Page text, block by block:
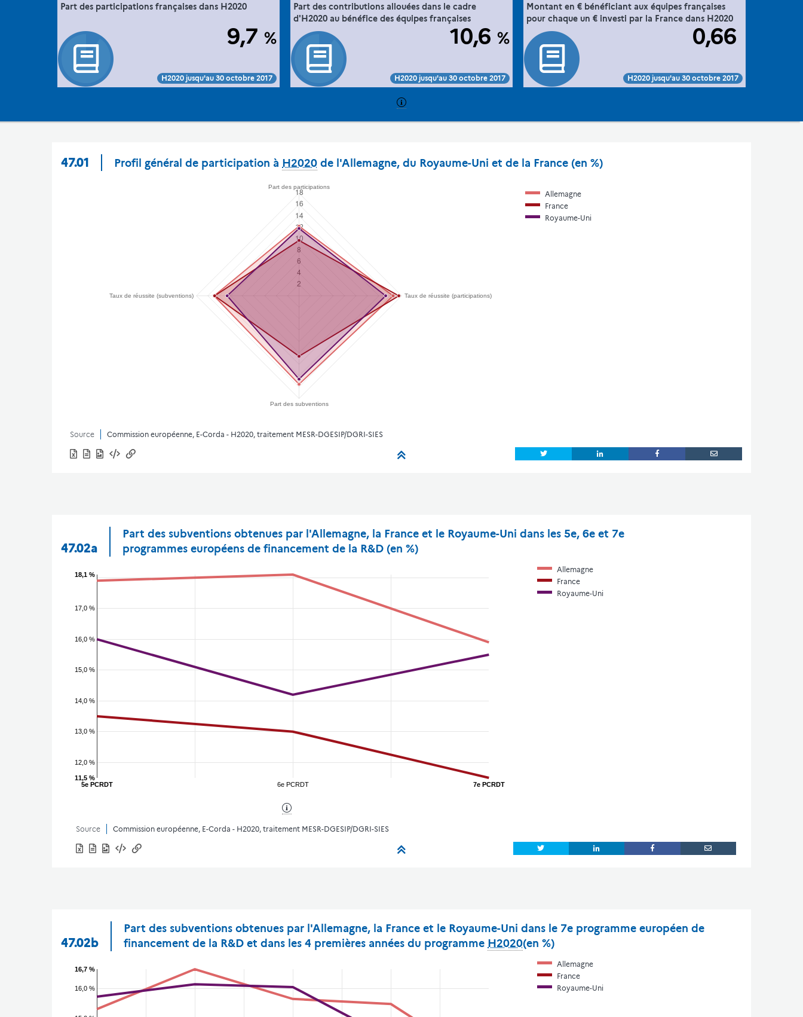
Part des participations françaises dans H2020
9,7 %
H2020 jusqu'au 30 octobre 2017
Voir :
Intégrer :
Partager :
Extrait de la fiche "
47. la France dans l'espace européen de
Source :
Commission européenne, E-Corda -H2020 projects
and participants database (30/10/2015), traitement MESR-
Part des contributions allouées dans le cadre
d'H2020 au bénéfice des équipes françaises
10,6 %
H2020 jusqu'au 30 octobre 2017
Voir :
Intégrer :
Partager :
Extrait de la fiche "
47. la France dans l'espace européen de
la recherche via sa participation à Horizon 2020
".
Source :
Commission européenne, E-Corda -H2020 projects
and participants database (30/10/2015), traitement MESR-
Montant en € bénéficiant aux équipes françaises
pour chaque un € investi par la France dans H2020
0,66
H2020 jusqu'au 30 octobre 2017
Voir :
Intégrer :
Partager :
Extrait de la fiche "
47. la France dans l'espace européen de
la recherche via sa participation à Horizon 2020
".
Source :
Commission européenne, E-Corda -H2020 projects
and participants database (30/10/2015), traitement MESR-
47.01 Profil général de participation à H2020 de l'Allemagne, du Royaume-Uni et de la France (en %)
Allemagne
France
Royaume-Uni
Source Commission européenne, E-Corda - H2020, traitement MESR-DGESIP/DGRI-SIES
47.02a
Part des subventions obtenues par l'Allemagne, la France et le Royaume-Uni dans les 5e, 6e et 7e
programmes européens de financement de la R&D (en %)
6e PCRDT
5e PCRDT 7e PCRDT
12,0 %
13,0 %
14,0 %
15,0 %
16,0 %
17,0 %
11,5 %
18,1 %
Allemagne
France
Royaume-Uni
Source Commission européenne, E-Corda - H2020, traitement MESR-DGESIP/DGRI-SIES
47.02b
Part des subventions obtenues par l'Allemagne, la France et le Royaume-Uni dans le 7e programme européen de
financement de la R&D et dans les 4 premières années du programme H2020(en %)
16,0 %
16,7 %
Allemagne
France
Royaume-Uni